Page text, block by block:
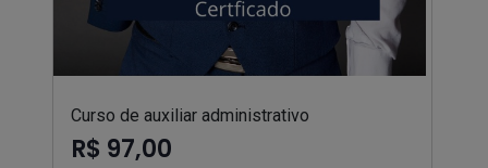
Curso de auxiliar administrativo
R$ 97,00